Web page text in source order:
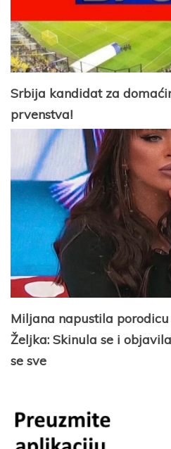
Srbija kandidat za
prvenstva!
Miljana napustila
Željka: Skinula se i
se sve